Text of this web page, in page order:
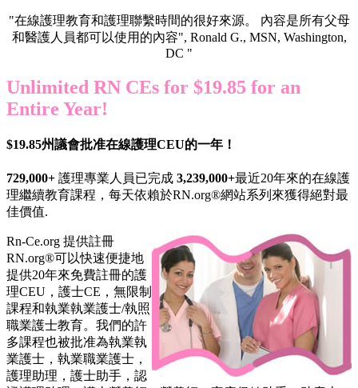
"在線護理教育和護理聯繫時間的很好來源。 內容是所有父母
和醫護人員都可以使用的內容", Ronald G., MSN, Washington,
DC "
Unlimited RN CEs for $19.85 for an
Entire Year!
$19.85州議會批准在線護理CEU的一年！
729,000+ 護理專業人員已完成 3,239,000+最近20年來的在線護
理繼續教育課程，每天依賴於RN.org®網站系列來獲得絕對最
佳價值.
Rn-Ce.org 提供註冊
RN.org®可以快速便捷地
提供20年來免費註冊的護
理CEU，護士CE，無限制
課程和執業執業護士/執照
職業護士教育。我們的許
多課程也被批准為執業執
業護士，執業職業護士，
護理助理，護士助手，認